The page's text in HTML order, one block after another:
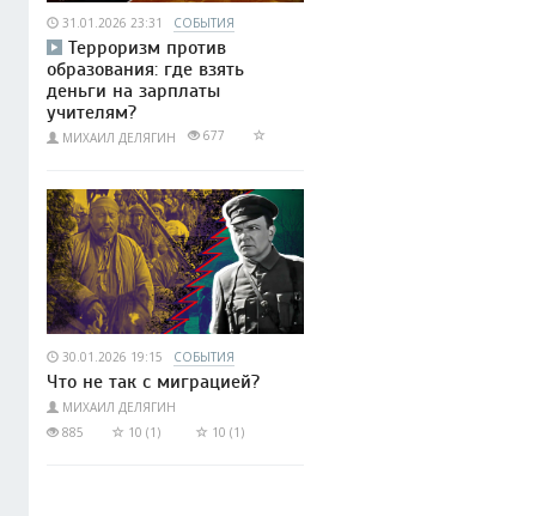
31.01.2026 23:31 СОБЫТИЯ
Терроризм против
образования: где взять
деньги на зарплаты
учителям?
МИХАИЛ ДЕЛЯГИН 677
30.01.2026 19:15 СОБЫТИЯ
Что не так с миграцией?
МИХАИЛ ДЕЛЯГИН
885
10 (1) 10 (1)